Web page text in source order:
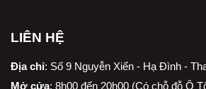
LIÊN HỆ
Địa chỉ: Số 9 Nguyễn Xiển - Hạ Đình -
Mở cửa: 8h00 đến 20h00 (Có chỗ đỗ Ô